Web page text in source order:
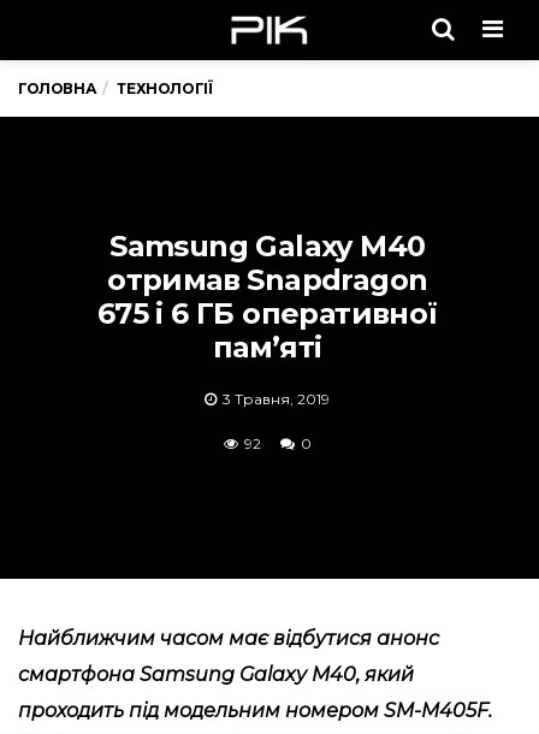
ГОЛОВНА ТЕХНОЛОГІЇ
Samsung Galaxy M40
отримав Snapdragon
675 і 6 ГБ оперативної
пам’яті
3 Травня, 2019
92 0
Найближчим часом має відбутися анонс
смартфона Samsung Galaxy M40, який
проходить під модельним номером SM-M405F.